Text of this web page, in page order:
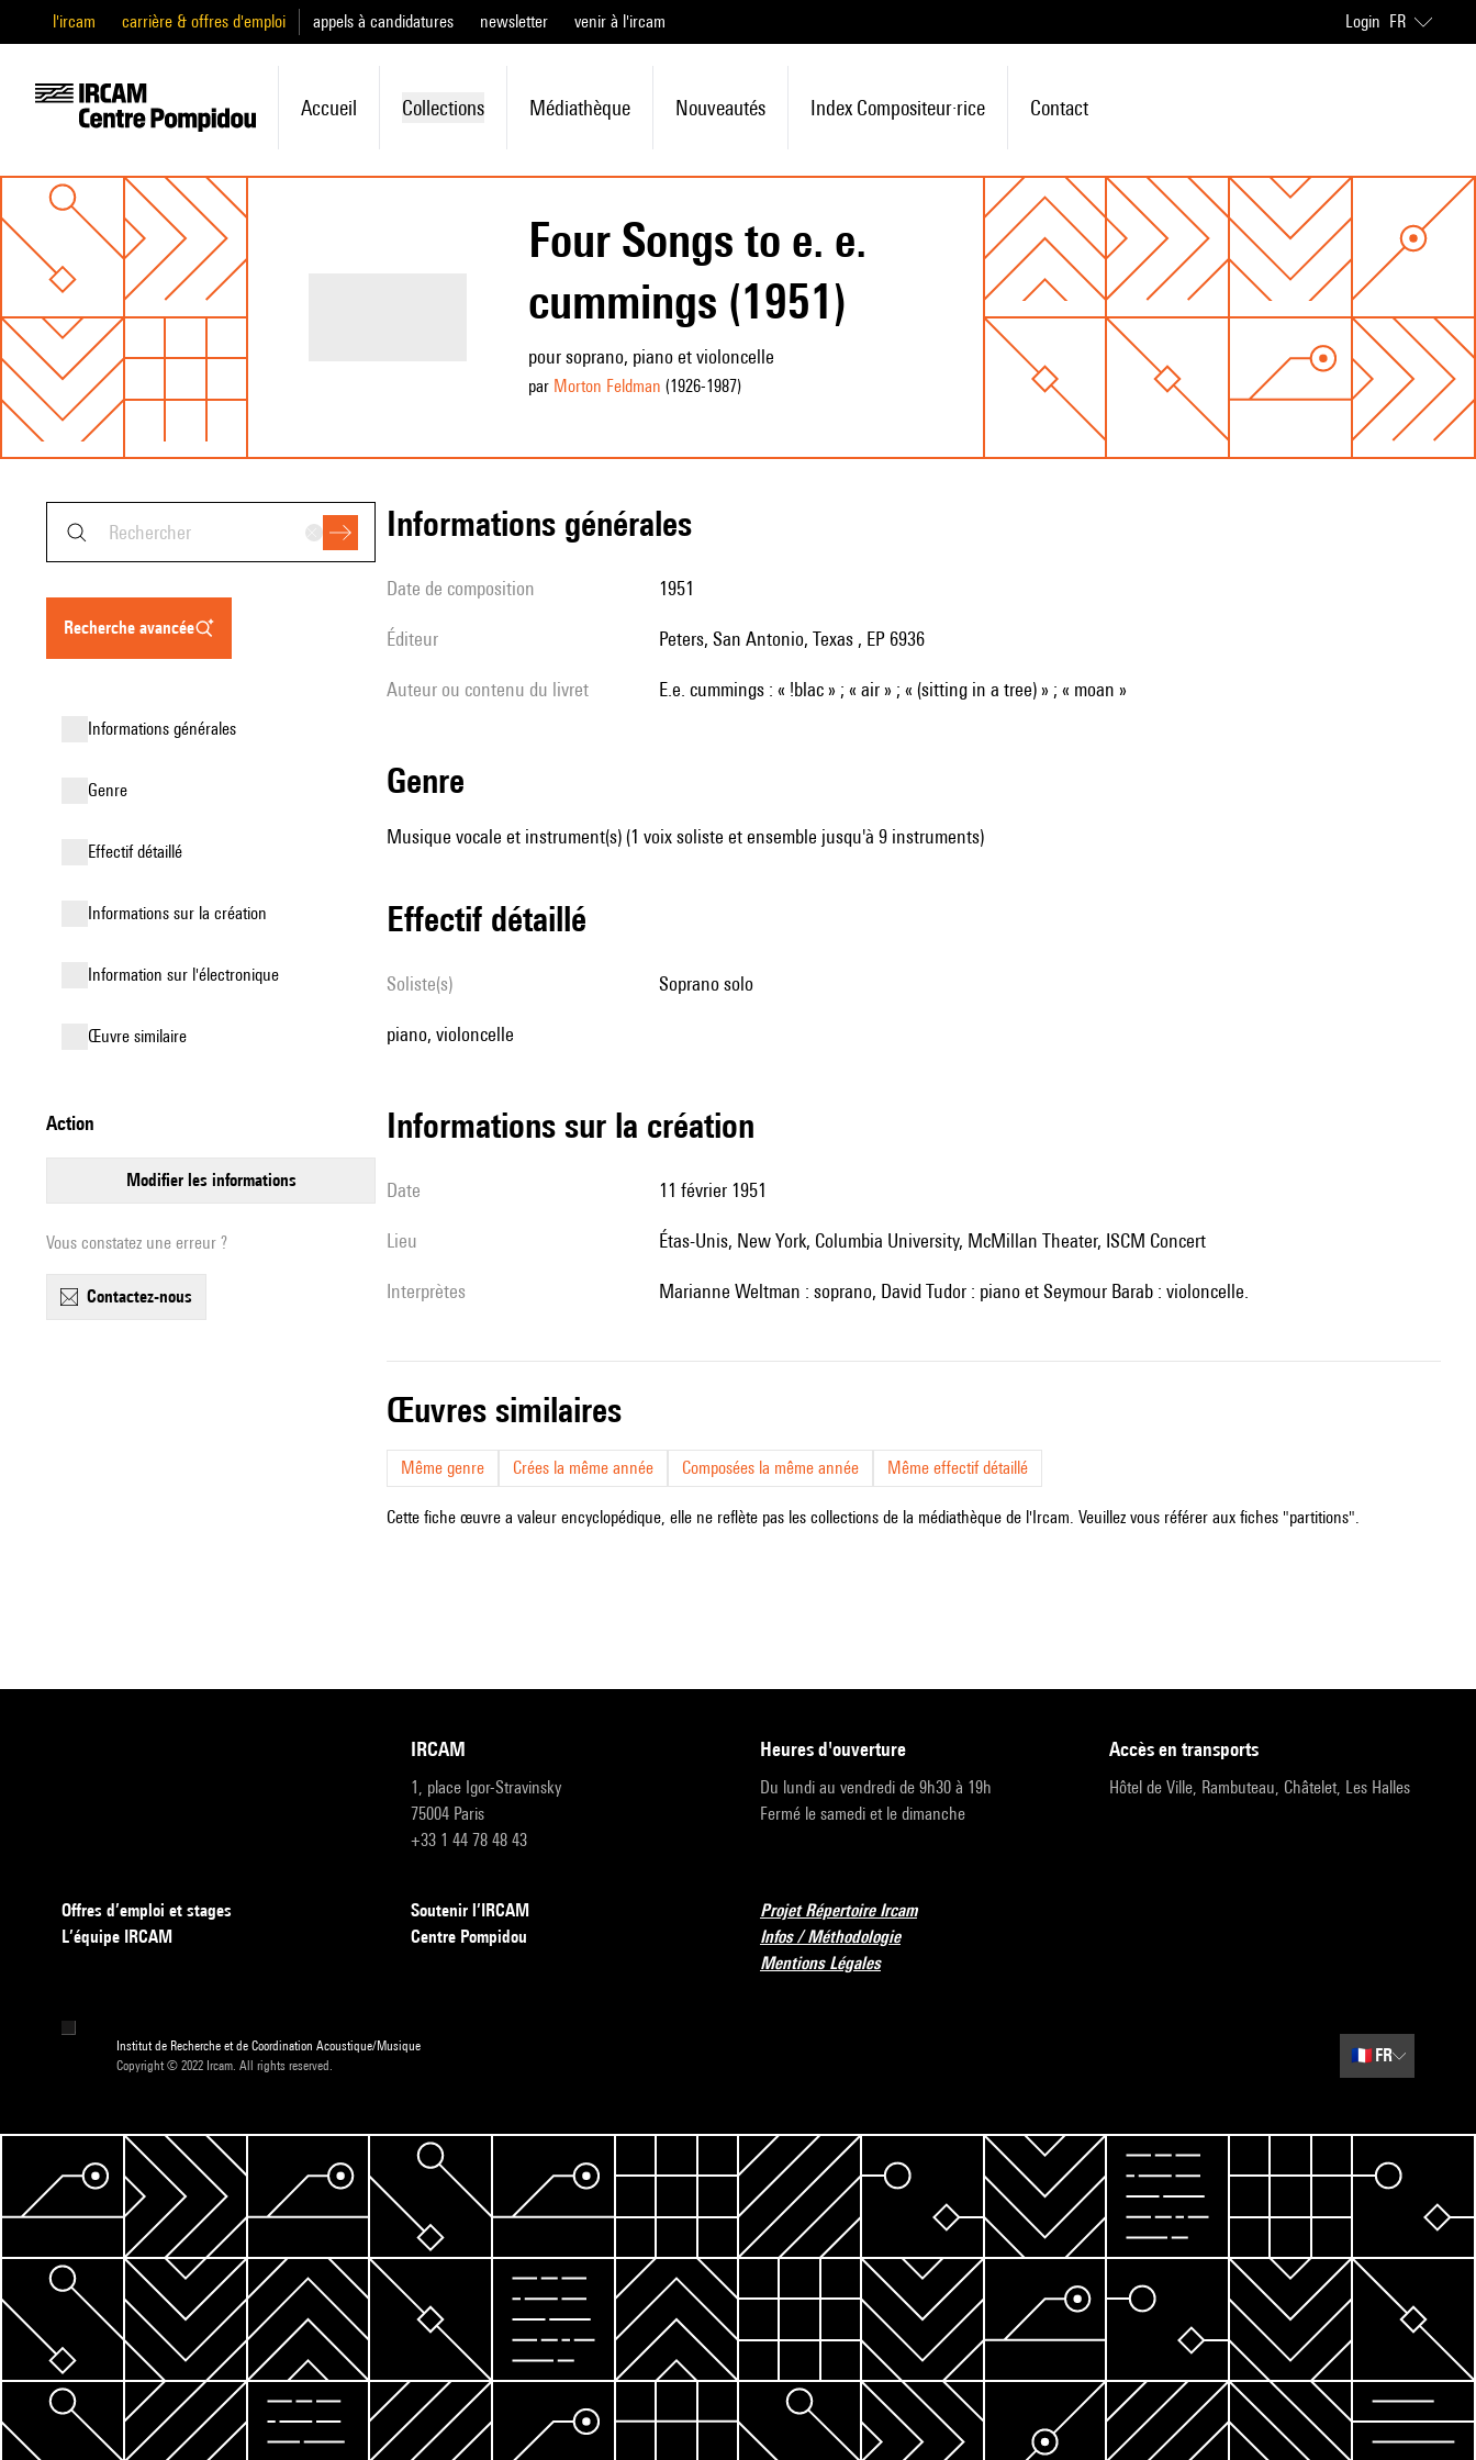
l'ircam carrière & offres d'emploi appels à candidatures newsletter venir à l'ircam Login FR
Accueil Collections Médiathèque Nouveautés Index Compositeur·rice Contact
Four Songs to e. e.
cummings (1951)
pour soprano, piano et violoncelle
par Morton Feldman (1926-1987)
recherche avancée
informations générales
genre
effectif détaillé
informations sur la création
Information sur l'électronique
œuvre similaire
action
modifier les informations
Vous constatez une erreur ?
contactez-nous
informations générales
date de composition 1951
éditeur Peters, San Antonio, Texas , EP 6936
Auteur ou contenu du livret e.e. cummings : « !blac » ; « air » ; « (sitting in a tree) » ; « moan »
genre
Musique vocale et instrument(s) (1 voix soliste et ensemble jusqu'à 9 instruments)
effectif détaillé
Soliste(s) soprano solo
piano, violoncelle
informations sur la création
date 11 février 1951
lieu Étas-Unis, New York, Columbia University, McMillan Theater, ISCM Concert
interprètes Marianne Weltman : soprano, David Tudor : piano et Seymour Barab : violoncelle.
œuvres similaires
Même genre Crées la même année Composées la même année Même effectif détaillé
Cette fiche œuvre a valeur encyclopédique, elle ne reflète pas les collections de la médiathèque de l'Ircam. Veuillez vous référer aux fiches "partitions".
IRCAM
1, place Igor-Stravinsky
75004 Paris
+33 1 44 78 48 43
heures d'ouverture
Du lundi au vendredi de 9h30 à 19h
Fermé le samedi et le dimanche
accès en transports
Hôtel de Ville, Rambuteau, Châtelet, Les Halles
Offres d’emploi et stages
L’équipe IRCAM
Soutenir l’IRCAM
Centre Pompidou
Projet Répertoire Ircam
Infos / Méthodologie
Mentions Légales
Institut de Recherche et de Coordination Acoustique/Musique
Copyright © 2022 Ircam. All rights reserved.
🇫🇷 FR